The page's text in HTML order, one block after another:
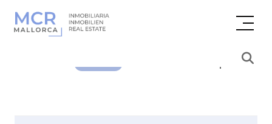
Consultar precio